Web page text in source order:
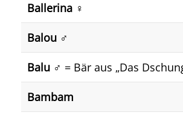
Ballerina ♀️
Balou ♂️
Balu ♂️ = Bär aus „Das
Bambam